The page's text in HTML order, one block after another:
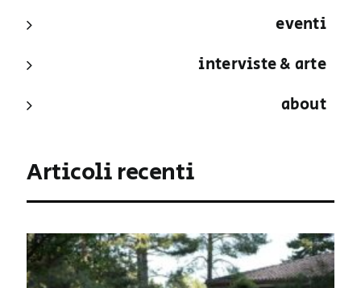
eventi
interviste & arte
about
Articoli recenti